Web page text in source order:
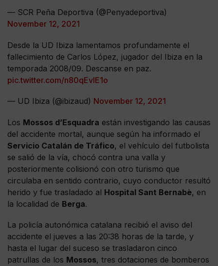
— SCR Peña Deportiva (@Penyadeportiva)
November 12, 2021
Desde la UD Ibiza lamentamos profundamente el
fallecimiento de Carlos López, jugador del Ibiza en la
temporada 2008/09. Descanse en paz.
pic.twitter.com/n80qEvlE1o
— UD Ibiza (@ibizaud) November 12, 2021
Los Mossos d’Esquadra están investigando las causas
del accidente mortal, aunque según ha informado el
Servicio Catalán de Tráfico, el vehículo del futbolista
se salió de la vía, chocó contra una valla y
posteriormente colisionó con otro turismo que
circulaba en sentido contrario, cuyo conductor resultó
herido y fue trasladado al Hospital Sant Bernabè, en
la localidad de Berga.
La policía autonómica catalana recibió el aviso del
accidente el jueves a las 20:38 horas de la tarde, y
hasta el lugar del suceso se trasladaron cinco
patrullas de los Mossos, tres dotaciones de bomberos